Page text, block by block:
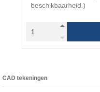
beschikbaarheid.)
CAD tekeningen